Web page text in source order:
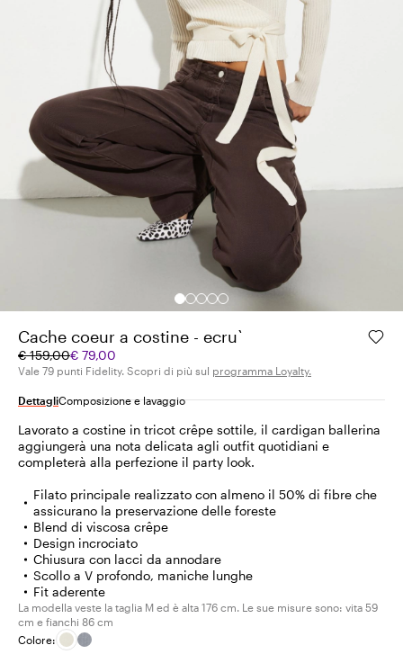
Cache coeur a costine - ecru`
€ 159,00€ 79,00
Prezzo
originale
159,00
Prezzo
corrente
79,00
Vale 79 punti Fidelity. Scopri di più sul programma Loyalty.
DettagliComposizione e lavaggio
Lavorato a costine in tricot crêpe sottile, il cardigan ballerina
aggiungerà una nota delicata agli outfit quotidiani e
completerà alla perfezione il party look.
Filato principale realizzato con almeno il 50% di fibre che
assicurano la preservazione delle foreste
Blend di viscosa crêpe
Design incrociato
Chiusura con lacci da annodare
Scollo a V profondo, maniche lunghe
Fit aderente
La modella veste la taglia M ed è alta 176 cm. Le sue misure sono: vita 59
cm e fianchi 86 cm
Colore: